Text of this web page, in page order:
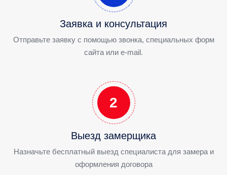
Заявка и консультация
Отправьте заявку с помощью звонка, специальных форм
сайта или e-mail.
2
Выезд замерщика
Назначьте бесплатный выезд специалиста для замера и
оформления договора